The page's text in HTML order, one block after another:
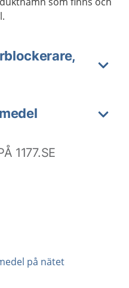
1177.SE
på nätet